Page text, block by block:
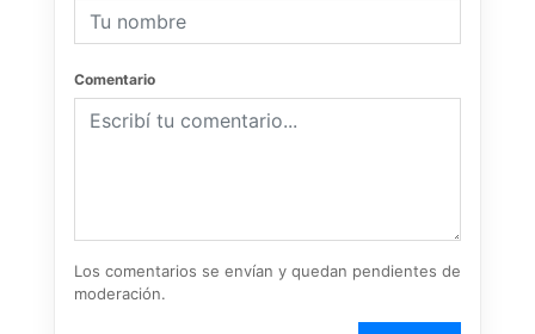
Comentario
Los comentarios se envían y quedan pendientes de
moderación.